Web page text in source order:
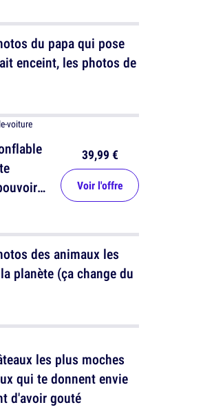
du papa qui pose
enceint, les photos de
39,99 €
Voir l'offre
des animaux les
planète (ça change du
les plus moches
qui te donnent envie
d'avoir gouté